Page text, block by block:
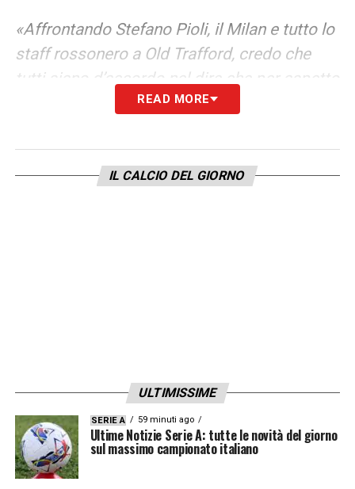
«Affrontando Stefano Pioli, il Milan e tutto lo
staff rossonero a Old Trafford, credo che
tutti siano d’accordo nel dire che per aspetto
e sensazioni la partita assomigli più a una
con grandissima storia, entrambi in lotta per
le posizioni di vertice dei rispettivi
READ MORE
IL CALCIO DEL GIORNO
ULTIMISSIME
SERIE A 59 minuti ago
Ultime Notizie Serie A: tutte le novità del giorno
sul massimo campionato italiano